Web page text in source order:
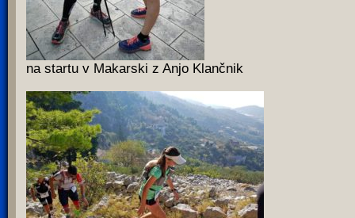
na startu v Makarski z Anjo Klančnik